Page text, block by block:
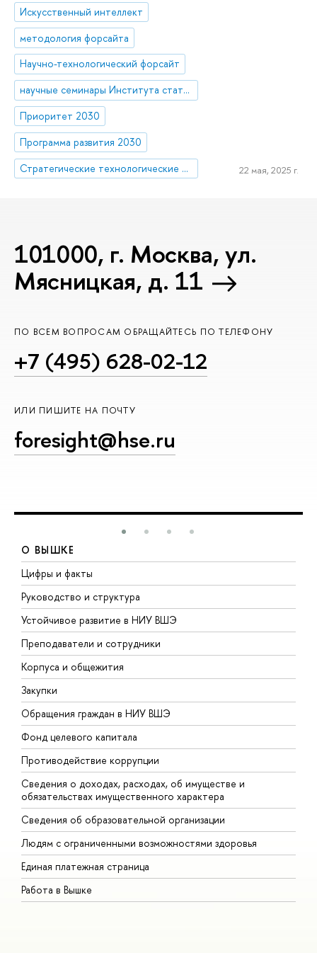
Искусственный интеллект
методология форсайта
Научно-технологический форсайт
научные семинары Института статистических исследований и экономики знаний (ИСИЭЗ)
Приоритет 2030
Программа развития 2030
Стратегические технологические проекты
22 мая, 2025 г.
101000, г. Москва, ул.
Мясницкая, д. 11
ПО ВСЕМ ВОПРОСАМ ОБРАЩАЙТЕСЬ ПО ТЕЛЕФОНУ
+7 (495) 628-02-12
ИЛИ ПИШИТЕ НА ПОЧТУ
foresight@hse.ru
О ВЫШКЕ
Цифры и факты
Руководство и структура
Устойчивое развитие в НИУ ВШЭ
Преподаватели и сотрудники
Корпуса и общежития
Закупки
Обращения граждан в НИУ ВШЭ
Фонд целевого капитала
Противодействие коррупции
Сведения о доходах, расходах, об имуществе и
обязательствах имущественного характера
Сведения об образовательной организации
Людям с ограниченными возможностями здоровья
Единая платежная страница
Работа в Вышке